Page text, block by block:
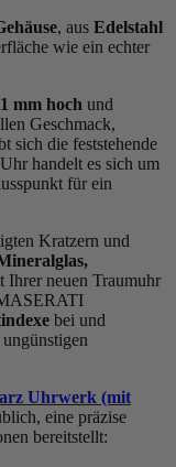
, aus Edelstahl
wie ein echter
mm hoch und
Geschmack,
sich die feststehende
handelt es sich um
für ein
Kratzern und
Ihrer neuen Traumuhr
bei und
Uhrwerk (mit
eine präzise
bereitstellt: